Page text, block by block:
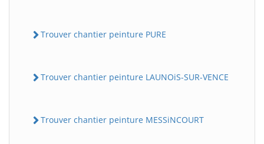
Trouver chantier peinture PURE
Trouver chantier peinture LAUNOiS-SUR-VENCE
Trouver chantier peinture MESSiNCOURT